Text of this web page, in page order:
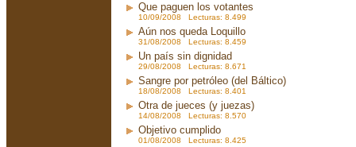
Que paguen los votantes
10/09/2008 Lecturas: 8.499
Aún nos queda Loquillo
31/08/2008 Lecturas: 8.459
Un país sin dignidad
29/08/2008 Lecturas: 8.671
Sangre por petróleo (del Báltico)
18/08/2008 Lecturas: 8.401
Otra de jueces (y juezas)
14/08/2008 Lecturas: 8.570
Objetivo cumplido
01/08/2008 Lecturas: 8.425